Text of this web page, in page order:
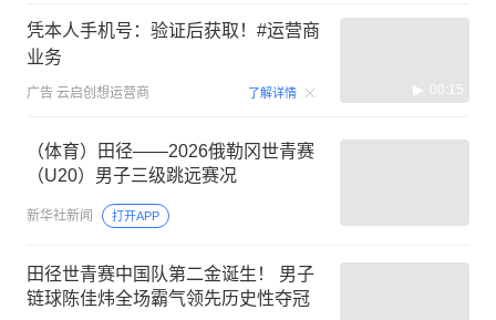
凭本人手机号：验证后获取！#运营商
业务
广告 云启创想运营商 了解详情 00:15
（体育）田径——2026俄勒冈世青赛
（U20）男子三级跳远赛况
新华社新闻 打开APP
田径世青赛中国队第二金诞生！ 男子
链球陈佳炜全场霸气领先历史性夺冠